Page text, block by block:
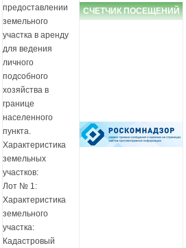
предоставлении
земельного
участка в аренду
для ведения
личного
подсобного
хозяйства в
границе
населенного
пункта.
Характеристика
земельных
участков:
Лот № 1:
Характеристика
земельного
участка:
Кадастровый
СЧЕТЧИК ПОСЕЩЕНИЙ